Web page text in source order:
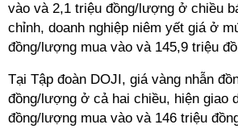
vào và 2,1 triệu đồng/lượng ở chiều
chỉnh, doanh nghiệp niêm yết giá ở
đồng/lượng mua vào và 145,9 triệu
Tại Tập đoàn DOJI, giá vàng nhẫn
đồng/lượng ở cả hai chiều, hiện giao
đồng/lượng mua vào và 146 triệu